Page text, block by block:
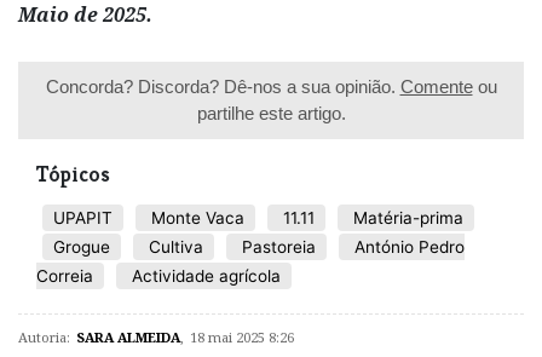
Maio de 2025.
Concorda? Discorda? Dê-nos a sua opinião. Comenteou
partilhe este artigo.
Tópicos
UPAPIT Monte Vaca 11.11
Matéria-prima
Grogue
Cultiva Pastoreia
António Pedro
Correia
Actividade agrícola
Autoria: SARA ALMEIDA, 18 mai 2025 8:26